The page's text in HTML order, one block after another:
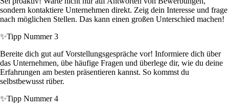
sondern kontaktiere Unternehmen direkt. Zeig dein Interesse und frage
nach möglichen Stellen. Das kann einen großen Unterschied machen!
✨Tipp Nummer 3
Bereite dich gut auf Vorstellungsgespräche vor! Informiere dich über
das Unternehmen, übe häufige Fragen und überlege dir, wie du deine
Erfahrungen am besten präsentieren kannst. So kommst du
selbstbewusst rüber.
✨Tipp Nummer 4